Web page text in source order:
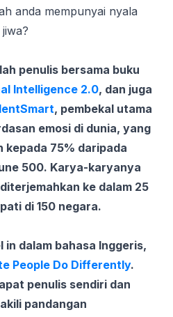
anda mempunyai nyala
penulis bersama buku
Intelligence 2.0, dan juga
, pembekal utama
emosi di dunia, yang
kepada 75% daripada
500. Karya-karyanya
ke dalam 25
di 150 negara.
dalam bahasa Inggeris,
People Do Differently.
penulis sendiri dan
pandangan